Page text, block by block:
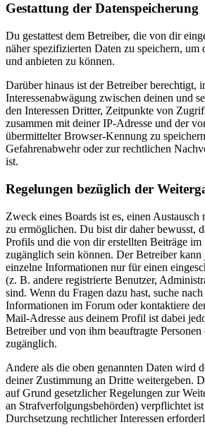
Gestattung der Datenspeicherung
Du gestattest dem Betreiber, die von dir
näher spezifizierten Daten zu speichern, um
und anbieten zu können.
Darüber hinaus ist der Betreiber berechtigt,
Interessenabwägung zwischen deinen und
den Interessen Dritter, Zeitpunkte von
zusammen mit deiner IP-Adresse und der
übermittelter Browser-Kennung zu
Gefahrenabwehr oder zur rechtlichen
ist.
Regelungen bezüglich der
Zweck eines Boards ist es, einen Austausch
zu ermöglichen. Du bist dir daher bewusst,
Profils und die von dir erstellten Beiträge
zugänglich sein können. Der Betreiber kann
einzelne Informationen nur für einen
(z. B. andere registrierte Benutzer,
sind. Wenn du Fragen dazu hast, suche
Informationen im Forum oder kontaktiere
Mail-Adresse aus deinem Profil ist dabei
Betreiber und von ihm beauftragte
zugänglich.
Andere als die oben genannten Daten wird
deiner Zustimmung an Dritte weitergeben.
auf Grund gesetzlicher Regelungen zur
an Strafverfolgungsbehörden) verpflichtet
Durchsetzung rechtlicher Interessen